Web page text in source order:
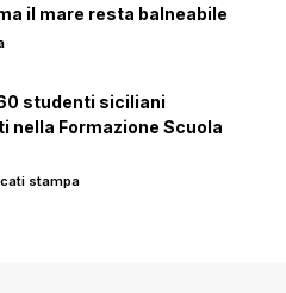
il mare resta balneabile
studenti siciliani
nella Formazione Scuola
stampa